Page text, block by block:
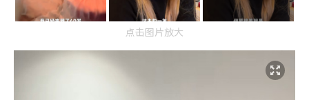
点击图片放大